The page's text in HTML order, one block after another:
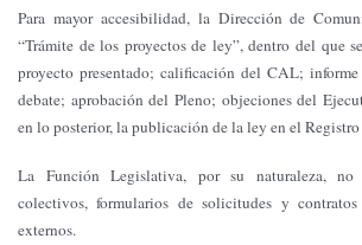
Para mayor accesibilidad, la Dirección de
“Trámite de los proyectos de ley”, dentro del que
proyecto presentado; calificación del CAL;
debate; aprobación del Pleno; objeciones del
en lo posterior, la publicación de la ley en el
La Función Legislativa, por su naturaleza, no
colectivos, formularios de solicitudes y
externos.